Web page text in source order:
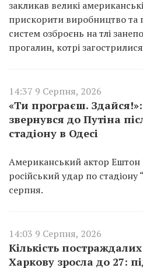
закликав великі
прискорити виробництво та
систем озброєнь на тлі
прогалин, котрі
14:37 9 Серпня, 2026
«Ти програєш.
звернувся до Путіна
стадіону в Одесі
Американський актор Ештон
російський удар по
серпня.
14:03 9 Серпня, 2026
Кількість
Харкову зросла до 27: